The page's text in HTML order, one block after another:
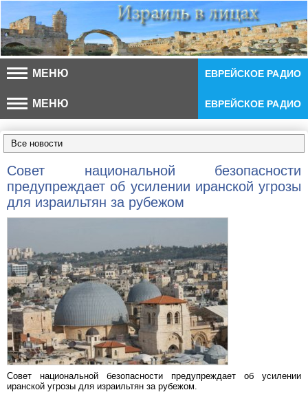
МЕНЮ ЕВРЕЙСКОЕ РАДИО
МЕНЮ ЕВРЕЙСКОЕ РАДИО
Все новости
Совет национальной безопасности
предупреждает об усилении иранской угрозы
для израильтян за рубежом
Совет национальной безопасности предупреждает об усилении
иранской угрозы для израильтян за рубежом.